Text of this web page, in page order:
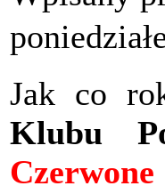
Jak co
Klubu
Czerwone